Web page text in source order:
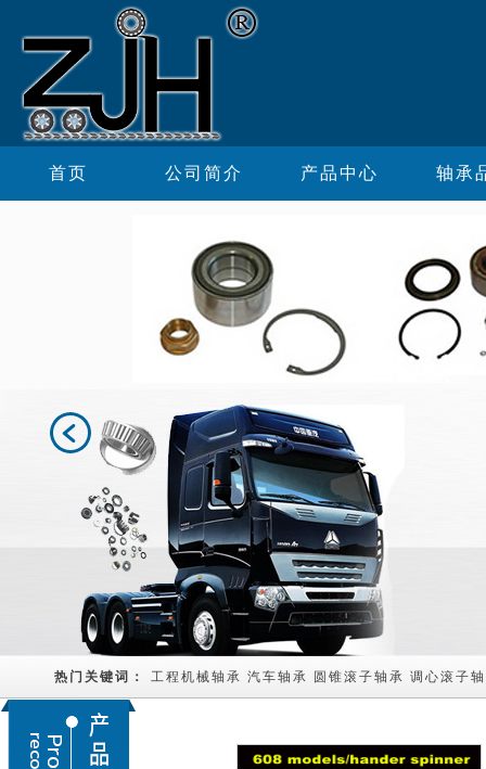
首页 公司简介 产品中心 轴承
热门关键词： 工程机械轴承 汽车轴承 圆锥滚子轴承 调心滚子